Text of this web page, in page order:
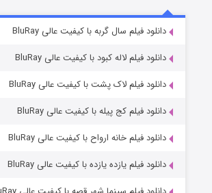
قسمت7 (زیرنویس) منتشر شد
شوگر فصل ۲
دانلود فیلم سال گربه با کیفیت عالی BluRay
دانلود فیلم لاله کبود با کیفیت عالی BluRay
دانلود فیلم لاک پشت با کیفیت عالی BluRay
دانلود فیلم کج‌ پیله با کیفیت عالی BluRay
دانلود فیلم خانه ارواح با کیفیت عالی BluRay
دانلود فیلم یازده یازده با کیفیت عالی BluRay